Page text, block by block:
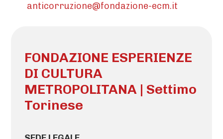
anticorruzione@fondazione-ecm.it
FONDAZIONE ESPERIENZE
DI CULTURA
METROPOLITANA | Settimo
Torinese